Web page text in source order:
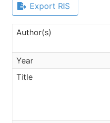
Export RIS
Author(s)
Year
Title